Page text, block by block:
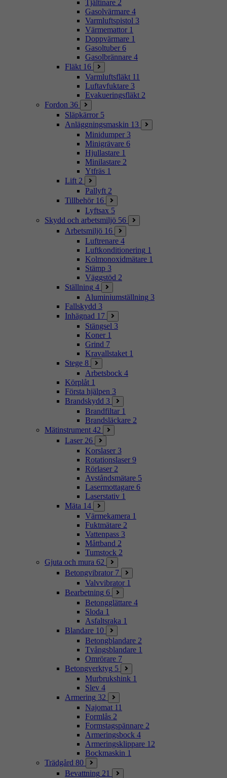
Tjältinare 2
Gasolvärmare 4
Varmluftspistol 3
Värmemattor 1
Doppvärmare 1
Gasoltuber 6
Gasolbrännare 4
Fläkt 16
Varmluftsfläkt 11
Luftavfuktare 3
Evakueringsfläkt 2
Fordon 36
Släpkärror 5
Anläggningsmaskin 13
Minidumper 3
Minigrävare 6
Hjullastare 1
Minilastare 2
Ytfräs 1
Lift 2
Pallyft 2
Tillbehör 16
Lyftsax 5
Skydd och arbetsmiljö 56
Arbetsmiljö 16
Luftrenare 4
Luftkonditionering 1
Kolmonoxidmätare 1
Stämp 3
Väggstöd 2
Ställning 4
Aluminiumställning 3
Fallskydd 3
Inhägnad 17
Stängsel 3
Koner 1
Grind 7
Kravallstaket 1
Stege 8
Arbetsbock 4
Körplåt 1
Första hjälpen 3
Brandskydd 3
Brandfiltar 1
Brandsläckare 2
Mätinstrument 42
Laser 26
Korslaser 3
Rotationslaser 9
Rörlaser 2
Avståndsmätare 5
Lasermottagare 6
Laserstativ 1
Mäta 14
Värmekamera 1
Fuktmätare 2
Vattenpass 3
Måttband 2
Tumstock 2
Gjuta och mura 62
Betongvibrator 7
Valvvibrator 1
Bearbetning 6
Betongglättare 4
Sloda 1
Asfaltsraka 1
Blandare 10
Betongblandare 2
Tvångsblandare 1
Omrörare 7
Betongverktyg 5
Murbrukshink 1
Slev 4
Armering 32
Najomat 11
Formlås 2
Formstagspännare 2
Armeringsbock 4
Armeringsklippare 12
Bockmaskin 1
Trädgård 80
Bevattning 21